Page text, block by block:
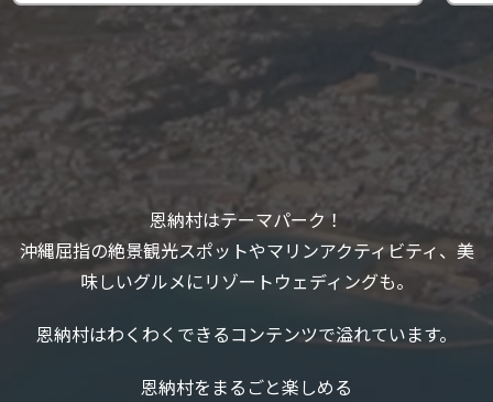
恩納村はテーマパーク！
沖縄屈指の絶景観光スポットやマリンアクティビティ、美
味しいグルメにリゾートウェディングも。
恩納村はわくわくできるコンテンツで溢れています。
恩納村をまるごと楽しめる